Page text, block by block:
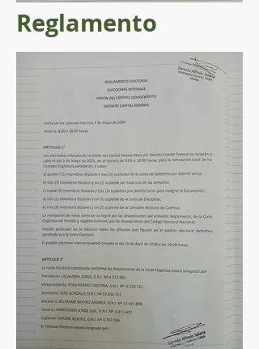
Reglamento